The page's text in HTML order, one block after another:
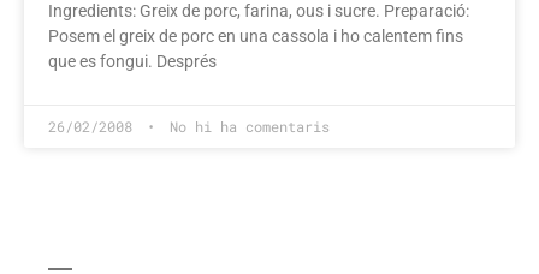
Ingredients: Greix de porc, farina, ous i sucre. Preparació:
Posem el greix de porc en una cassola i ho calentem fins
que es fongui. Després
26/02/2008 No hi ha comentaris